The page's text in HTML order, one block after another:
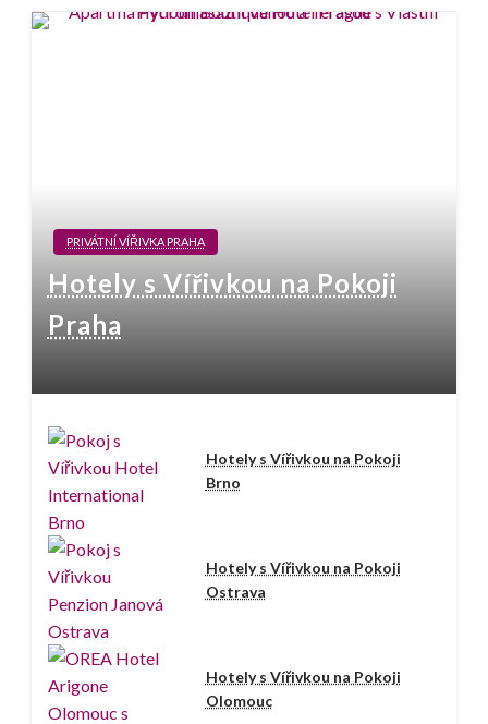
PRIVÁTNÍ VÍŘIVKA PRAHA
Hotely s Vířivkou na Pokoji
Praha
Hotely s Vířivkou na Pokoji
Brno
Hotely s Vířivkou na Pokoji
Ostrava
Hotely s Vířivkou na Pokoji
Olomouc